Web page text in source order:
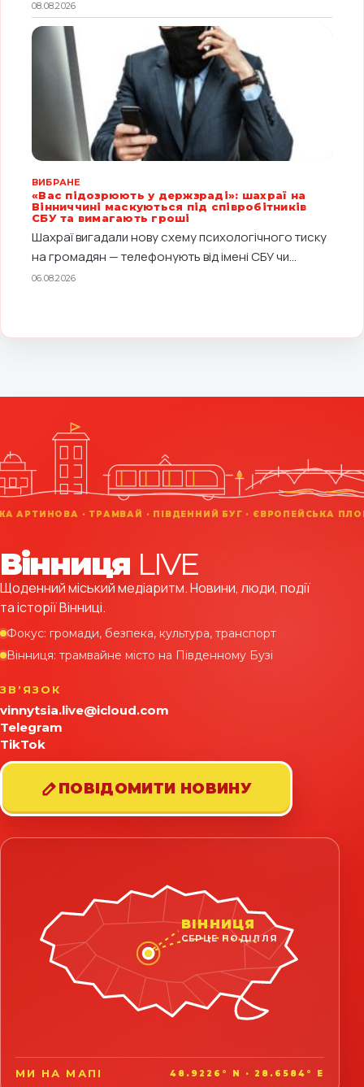
Вінниця LIVE
Щоденний міський медіаритм. Новини, люди, події
та історії Вінниці.
Фокус: громади, безпека, культура, транспорт
Вінниця: трамвайне місто на Південному Бузі
ЗВʼЯЗОК
vinnytsia.live@icloud.com
Telegram
TikTok
ПОВІДОМИТИ НОВИНУ
ВІННИЦЯ
СЕРЦЕ ПОДІЛЛЯ
МИ НА МАПІ 48.9226° N · 28.6584° E